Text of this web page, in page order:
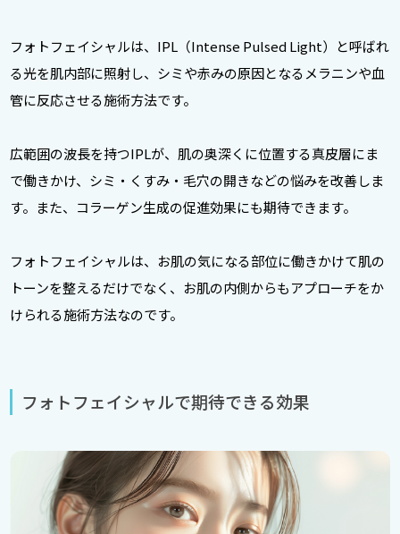
フォトフェイシャルは、IPL（Intense Pulsed Light）と呼ばれ
る光を肌内部に照射し、シミや赤みの原因となるメラニンや血
管に反応させる施術方法です。
広範囲の波長を持つIPLが、肌の奥深くに位置する真皮層にま
で働きかけ、シミ・くすみ・毛穴の開きなどの悩みを改善しま
す。また、コラーゲン生成の促進効果にも期待できます。
フォトフェイシャルは、お肌の気になる部位に働きかけて肌の
トーンを整えるだけでなく、お肌の内側からもアプローチをか
けられる施術方法なのです。
フォトフェイシャルで期待できる効果